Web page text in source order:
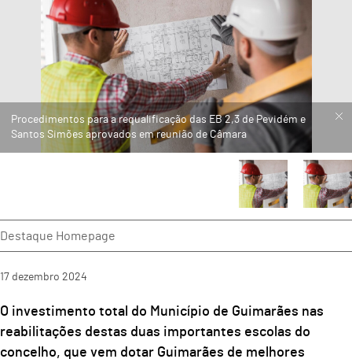
Destaque Homepage
17 dezembro 2024
O investimento total do Município de Guimarães nas
reabilitações destas duas importantes escolas do
concelho, que vem dotar Guimarães de melhores